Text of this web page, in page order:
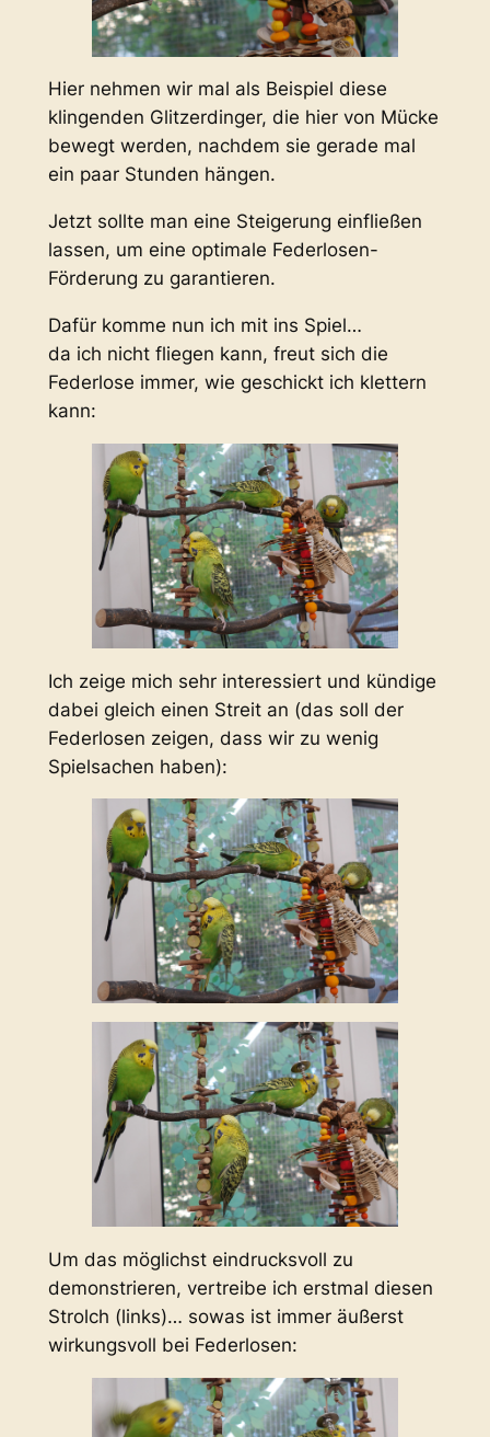
Hier nehmen wir mal als Beispiel diese
klingenden Glitzerdinger, die hier von Mücke
bewegt werden, nachdem sie gerade mal
ein paar Stunden hängen.
Jetzt sollte man eine Steigerung einfließen
lassen, um eine optimale Federlosen-
Förderung zu garantieren.
Dafür komme nun ich mit ins Spiel…
da ich nicht fliegen kann, freut sich die
Federlose immer, wie geschickt ich klettern
kann:
Ich zeige mich sehr interessiert und kündige
dabei gleich einen Streit an (das soll der
Federlosen zeigen, dass wir zu wenig
Spielsachen haben):
Um das möglichst eindrucksvoll zu
demonstrieren, vertreibe ich erstmal diesen
Strolch (links)… sowas ist immer äußerst
wirkungsvoll bei Federlosen: